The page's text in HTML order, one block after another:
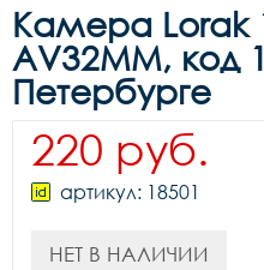
Камера Lorak
AV32MM, код
Петербурге
220 руб.
артикул: 18501
НЕТ В НАЛИЧИИ